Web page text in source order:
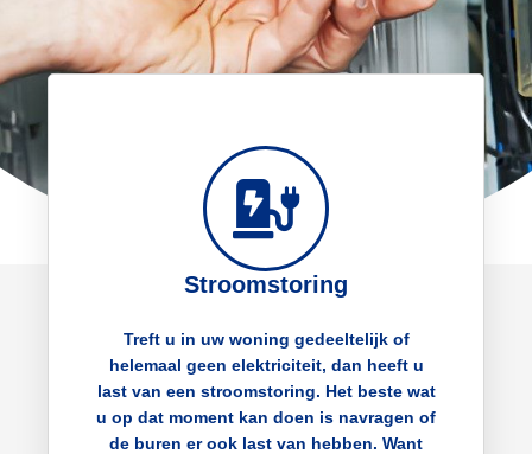
Stroomstoring
Treft u in uw woning gedeeltelijk of
helemaal geen elektriciteit, dan heeft u
last van een stroomstoring. Het beste wat
u op dat moment kan doen is navragen of
de buren er ook last van hebben. Want